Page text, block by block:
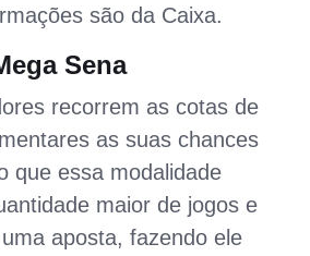
são da Caixa.
Sena
recorrem as cotas de
as suas chances
que essa modalidade
maior de jogos e
aposta, fazendo ele